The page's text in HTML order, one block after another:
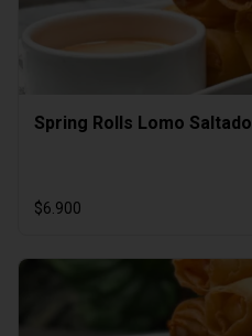
Spring Rolls Lomo Saltado
$6.900